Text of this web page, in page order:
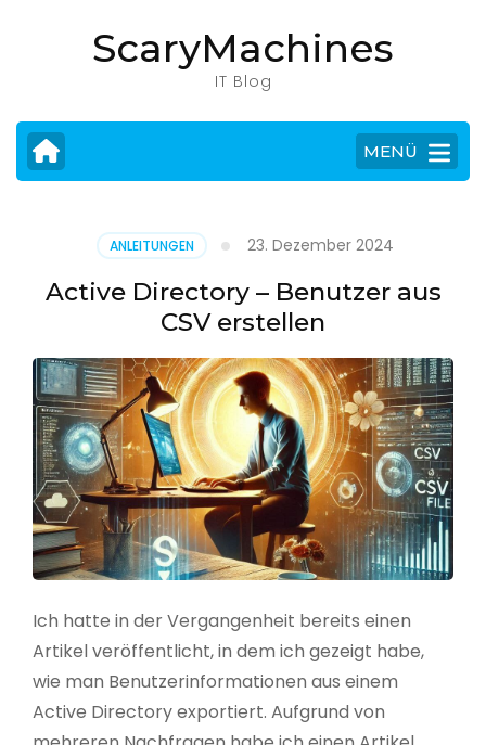
drücken)
ScaryMachines
IT Blog
MENÜ
ANLEITUNGEN 23. Dezember 2024
Active Directory – Benutzer aus
CSV erstellen
Ich hatte in der Vergangenheit bereits einen
Artikel veröffentlicht, in dem ich gezeigt habe,
wie man Benutzerinformationen aus einem
Active Directory exportiert. Aufgrund von